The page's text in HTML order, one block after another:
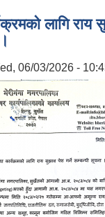
लागि राय
06/03/2026 -